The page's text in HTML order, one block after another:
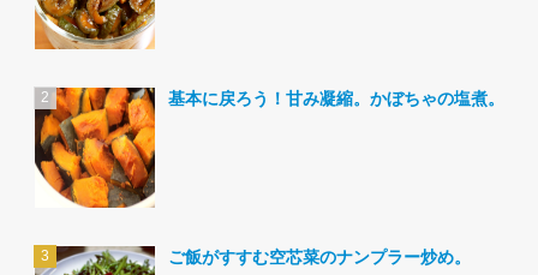
基本に戻ろう！甘み凝縮。かぼちゃの塩煮。
ご飯がすすむ空芯菜のナンプラー炒め。